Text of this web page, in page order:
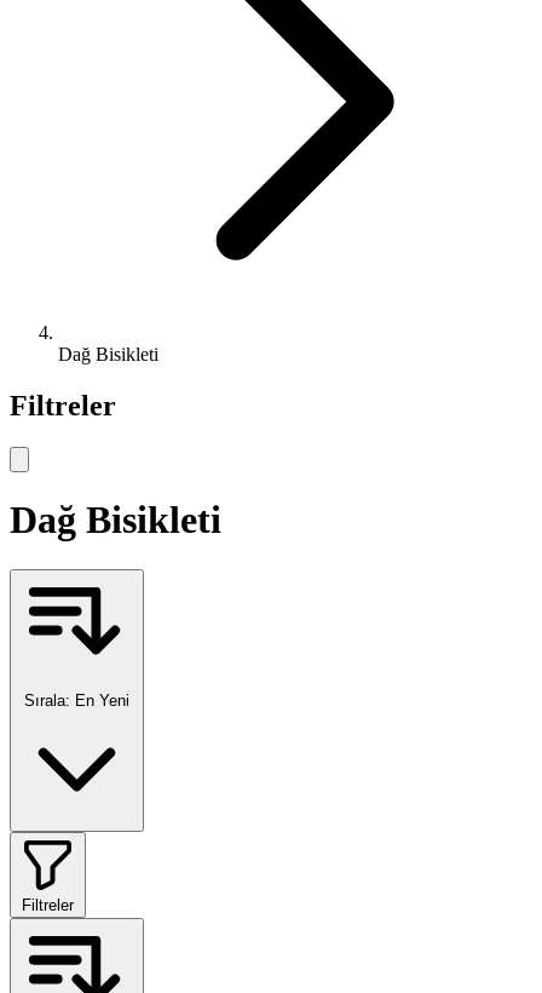
Dağ Bisikleti
Filtreler
Dağ Bisikleti
Sırala: En Yeni
Filtreler